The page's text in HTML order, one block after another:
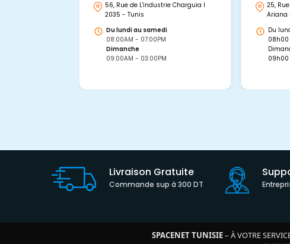
56, Rue de L'industrie Charguia I
2035 - Tunis
Du lundi au samedi
08:00AM - 07:00PM
Dimanche
09:00AM - 03:00PM
25,
Ariana
Du
08h00
09h00
Livraison Gratuite
Commande sup à 300 DT
SPACENET TUNISIE– À VOTRE